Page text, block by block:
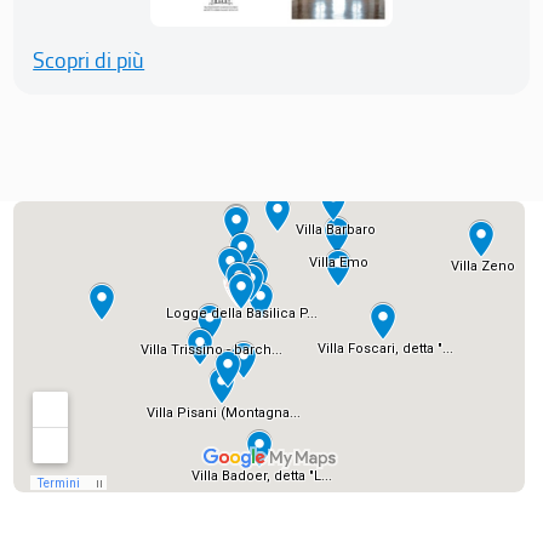
Scopri di più